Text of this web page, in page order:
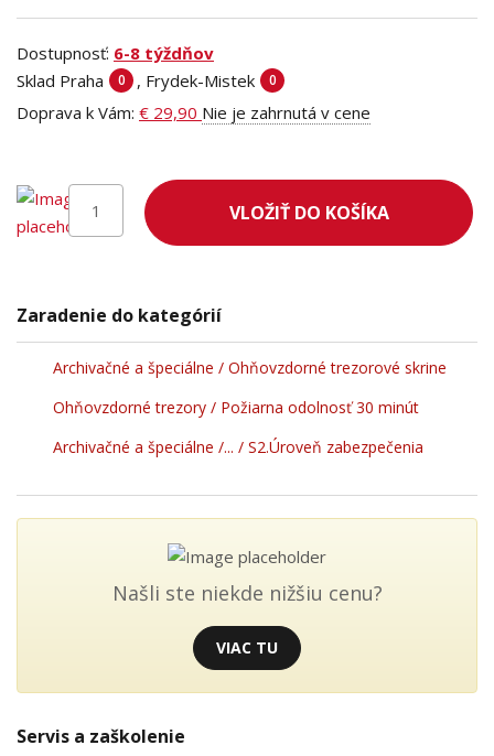
Dostupnosť: 6-8 týždňov
Sklad Praha
0 , Frydek-Mistek 0
Doprava k Vám: € 29,90 Nie je zahrnutá v cene
VLOŽIŤ DO KOŠÍKA
Zaradenie do kategórií
Archivačné a špeciálne / Ohňovzdorné trezorové skrine
Ohňovzdorné trezory / Požiarna odolnosť 30 minút
Archivačné a špeciálne /... / S2.Úroveň zabezpečenia
Našli ste niekde nižšiu cenu?
VIAC TU
Servis a zaškolenie